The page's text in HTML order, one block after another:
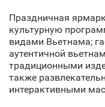
Праздничная
культурную
видами Вьетнама;
аутентичной
традиционными
также
интерактивными